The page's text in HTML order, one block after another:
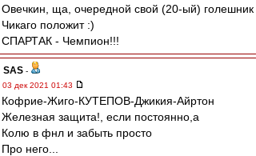
Овечкин, ща, очередной свой (20-ый) голешник
Чикаго положит :)
СПАРТАК - Чемпион!!!
SAS -
03 дек 2021 01:43
Кофрие-Жиго-КУТЕПОВ-Джикия-Айртон
Железная защита!, если постоянно,а
Колю в фнл и забыть просто
Про него...